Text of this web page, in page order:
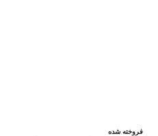
فروخته شده